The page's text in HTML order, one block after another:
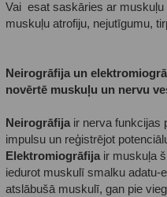
Vai esat saskāries ar muskuļu
muskuļu atrofiju, nejutīgumu,
Neirogrāfija un
novērtē muskuļu un nervu
Neirogrāfija ir nerva funkcijas
impulsu un reģistrējot
Elektromiogrāfija ir muskuļa
iedurot muskulī smalku adatu-
atslābušā muskulī, gan pie